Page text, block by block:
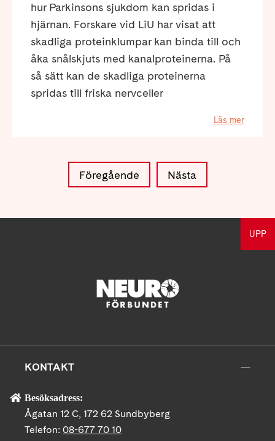
hur Parkinsons sjukdom kan spridas i
hjärnan. Forskare vid LiU har visat att
skadliga proteinklumpar kan binda till och
åka snålskjuts med kanalproteinerna. På
så sätt kan de skadliga proteinerna
spridas till friska nervceller
Läs mer
Föregående Nästa
UPP
KONTAKT
Besöksadress:
Ågatan 12 C, 172 62 Sundbyberg
Telefon: 08-677 70 10